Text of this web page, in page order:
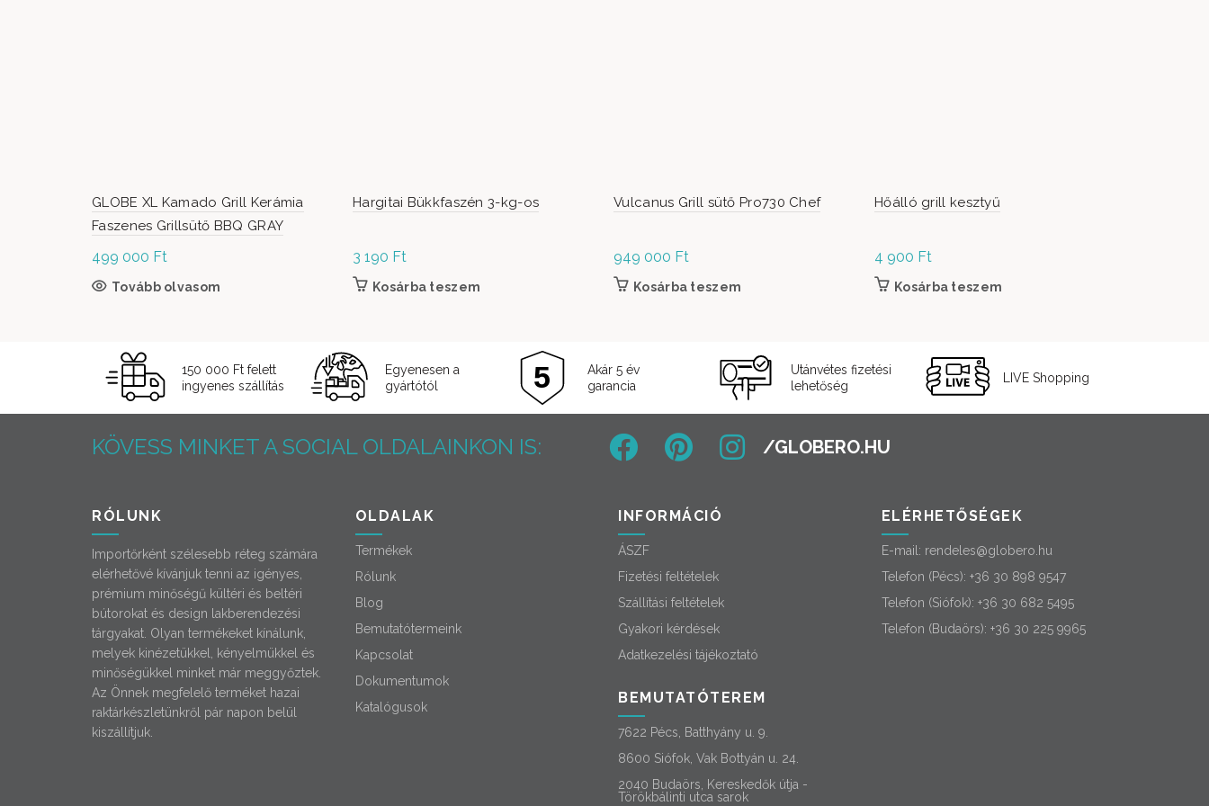
GLOBE XL Kamado Grill Kerámia
Faszenes Grillsütő BBQ GRAY
499 000 Ft
Tovább olvasom
Hargitai Bükkfaszén 3-kg-os
3 190 Ft
Kosárba teszem
Vulcanus Grill sütő Pro730 Chef
949 000 Ft
Kosárba teszem
Hőálló grill kesztyű
4 900 Ft
Kosárba teszem
150 000 Ft felett
ingyenes szállítás
Egyenesen a
gyártótól
Akár 5 év
garancia
Utánvétes fizetési
lehetőség
LIVE Shopping
KÖVESS MINKET A SOCIAL OLDALAINKON IS:
RÓLUNK
Importőrként szélesebb réteg számára
elérhetővé kívánjuk tenni az igényes,
prémium minőségű kültéri és beltéri
bútorokat és design lakberendezési
tárgyakat. Olyan termékeket kínálunk,
melyek kinézetükkel, kényelmükkel és
minőségükkel minket már meggyőztek.
Az Önnek megfelelő terméket hazai
raktárkészletünkről pár napon belül
kiszállítjuk.
OLDALAK
Termékek
Rólunk
Blog
Bemutatótermeink
Kapcsolat
Dokumentumok
Katalógusok
INFORMÁCIÓ
ÁSZF
Fizetési feltételek
Szállítási feltételek
Gyakori kérdések
Adatkezelési tájékoztató
BEMUTATÓTEREM
7622 Pécs, Batthyány u. 9.
8600 Siófok, Vak Bottyán u. 24.
2040 Budaörs, Kereskedők útja -
Törökbálinti utca sarok
ELÉRHETŐSÉGEK
E-mail: rendeles@globero.hu
Telefon (Pécs): +36 30 898 9547
Telefon (Siófok): +36 30 682 5495
Telefon (Budaörs): +36 30 225 9965